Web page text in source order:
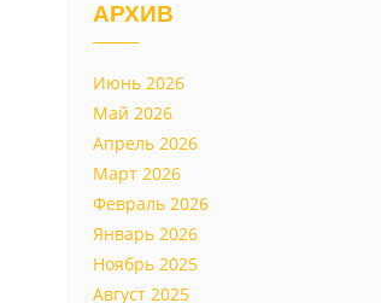
АРХИВ
Июнь 2026
Май 2026
Апрель 2026
Март 2026
Февраль 2026
Январь 2026
Ноябрь 2025
Август 2025